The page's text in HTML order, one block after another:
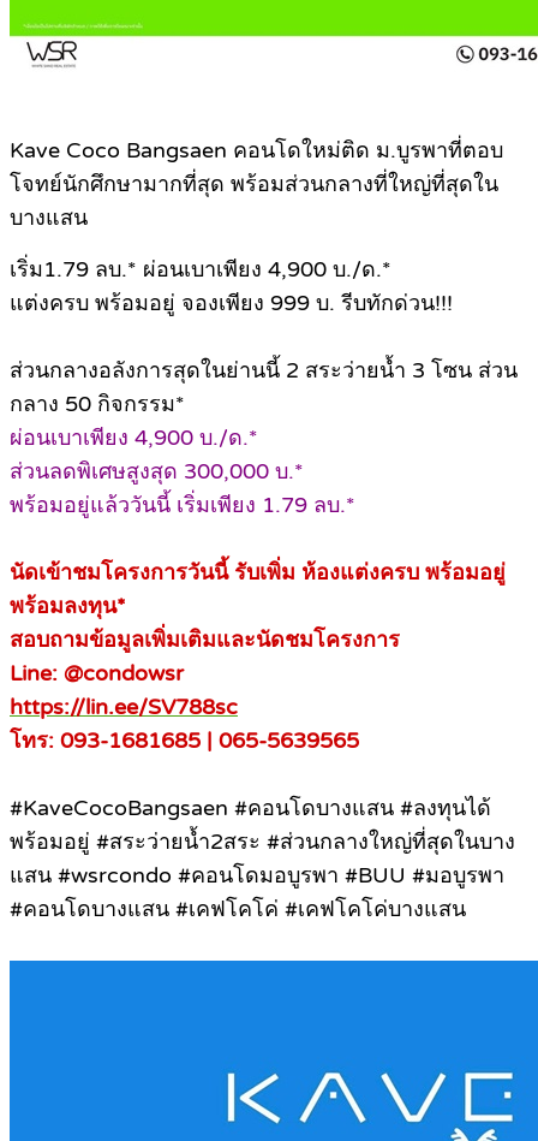
Kave Coco Bangsaen คอนโดใหม่ติด ม.บูรพาที่ตอบ
โจทย์นักศึกษามากที่สุด พร้อมส่วนกลางที่ใหญ่ที่สุดใน
บางแสน
เริ่ม1.79 ลบ.* ผ่อนเบาเพียง 4,900 บ./ด.*
แต่งครบ พร้อมอยู่ จองเพียง 999 บ. รีบทักด่วน!!!
ส่วนกลางอลังการสุดในย่านนี้ 2 สระว่ายน้ำ 3 โซน ส่วน
กลาง 50 กิจกรรม*
ผ่อนเบาเพียง 4,900 บ./ด.*
ส่วนลดพิเศษสูงสุด 300,000 บ.*
พร้อมอยู่แล้ววันนี้ เริ่มเพียง 1.79 ลบ.*
นัดเข้าชมโครงการวันนี้ รับเพิ่ม ห้องแต่งครบ พร้อมอยู่
พร้อมลงทุน*
สอบถามข้อมูลเพิ่มเติมและนัดชมโครงการ
Line: @condowsr
https://lin.ee/SV788sc
โทร: 093-1681685 | 065-5639565
#KaveCocoBangsaen #คอนโดบางแสน #ลงทุนได้
พร้อมอยู่ #สระว่ายน้ำ2สระ #ส่วนกลางใหญ่ที่สุดในบาง
แสน #wsrcondo #คอนโดมอบูรพา #BUU #มอบูรพา
#คอนโดบางแสน #เคฟโคโค่ #เคฟโคโค่บางแสน